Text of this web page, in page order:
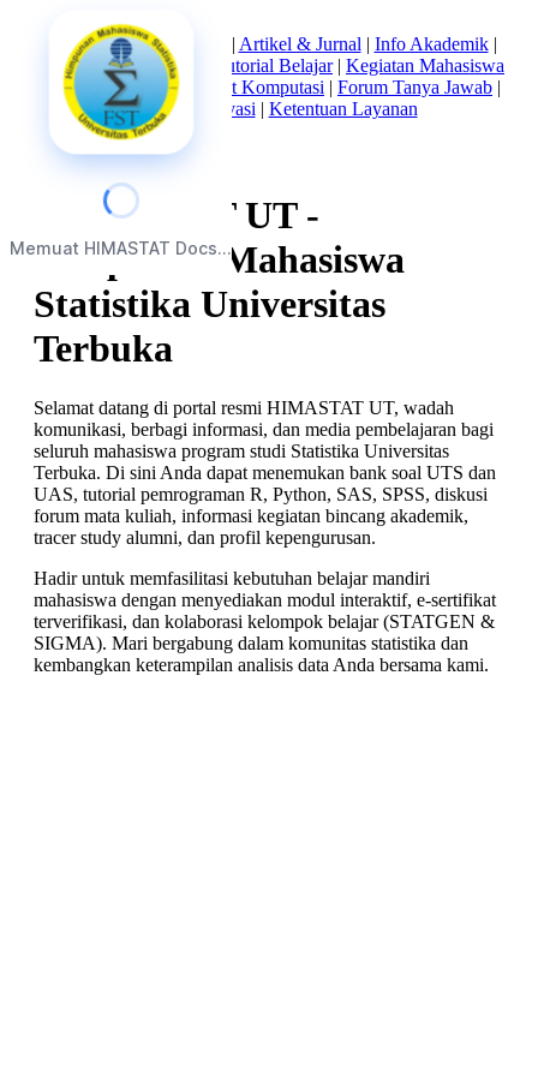
Memuat HIMASTAT Docs...
Beranda|Tentang Kami | Artikel & Jurnal | Info Akademik|
Mata Kuliah Statistika
Tutorial Belajar| Kegiatan Mahasiswa
Struktur Himpunan Alat Komputasi | Forum Tanya Jawab |
Kebijakan Privasi | Ketentuan Layanan
HIMASTAT UT -
Himpunan Mahasiswa
Statistika Universitas
Terbuka
Selamat datang di portal resmi HIMASTAT UT, wadah
komunikasi, berbagi informasi, dan media pembelajaran bagi
seluruh mahasiswa program studi Statistika Universitas
Terbuka. Di sini Anda dapat menemukan bank soal UTS dan
UAS, tutorial pemrograman R, Python, SAS, SPSS, diskusi
forum mata kuliah, informasi kegiatan bincang akademik,
tracer study alumni, dan profil kepengurusan.
Hadir untuk memfasilitasi kebutuhan belajar mandiri
mahasiswa dengan menyediakan modul interaktif, e-sertifikat
terverifikasi, dan kolaborasi kelompok belajar (STATGEN &
SIGMA). Mari bergabung dalam komunitas statistika dan
kembangkan keterampilan analisis data Anda bersama kami.